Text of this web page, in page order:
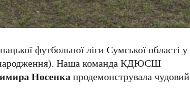
футбольної ліги Сумської області у
народження). Наша команда КДЮСШ
Носенкапродемонструвала чудовий